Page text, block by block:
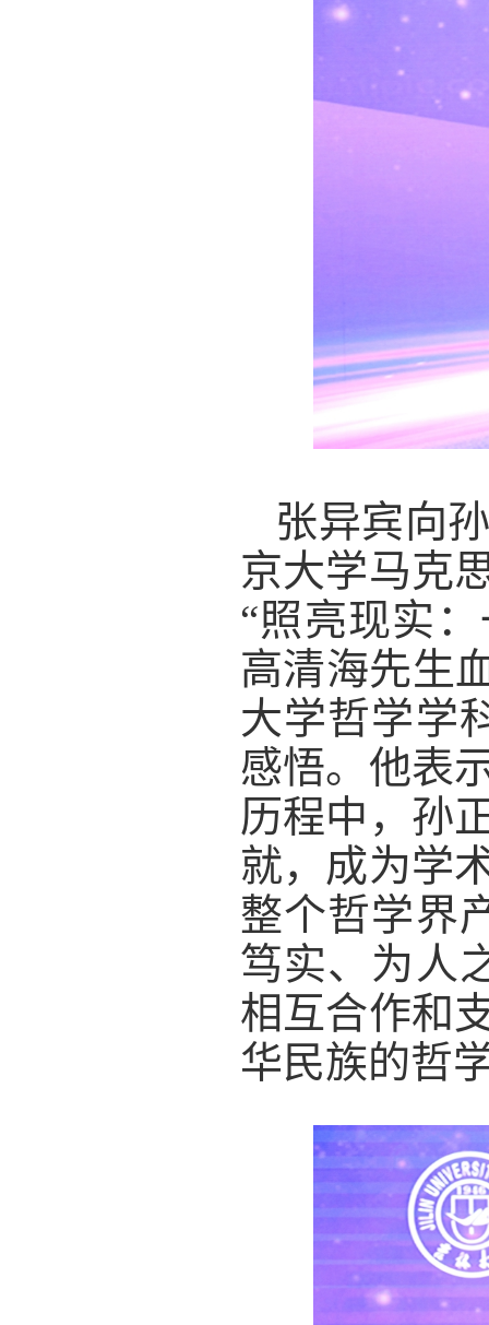
张异宾向
京大学马克
“照亮现实
高清海先生
大学哲学学
感悟。他表
历程中，孙
就，成为学
整个哲学界
笃实、为人
相互合作和
华民族的哲